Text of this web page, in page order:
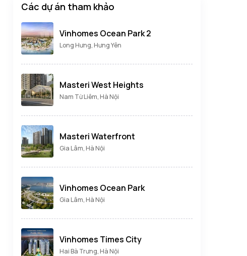
Các dự án tham khảo
Vinhomes Ocean Park 2
Long Hưng, Hưng Yên
Masteri West Heights
Nam Từ Liêm, Hà Nội
Masteri Waterfront
Gia Lâm, Hà Nội
Vinhomes Ocean Park
Gia Lâm, Hà Nội
Vinhomes Times City
Hai Bà Trưng, Hà Nội